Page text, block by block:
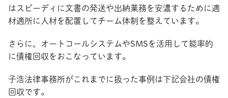
はスピーディに文書の発送や出納業務を安濃するために適
材適所に人材を配置してチーム体制を整えています。
さらに、オートコールシステムやSMSを活用して能率的
に債権回収をおこなっています。
子浩法律事務所がこれまでに扱った事例は下記会社の債権
回収です。